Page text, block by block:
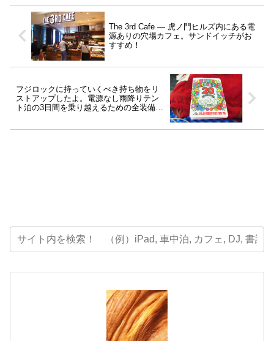
The 3rd Cafe ― 虎ノ門ヒルズ内にある電
源ありの穴場カフェ。サンドイッチがお
すすめ！
フジロックに持っていくべき持ち物をリ
ストアップしたよ。電源なし雨降りテン
ト泊の3日間を乗り越えるための全装備は